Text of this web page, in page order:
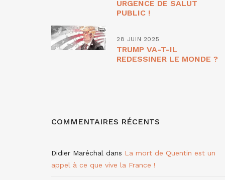
URGENCE DE SALUT
PUBLIC !
28 JUIN 2025
TRUMP VA-T-IL
REDESSINER LE MONDE ?
COMMENTAIRES RÉCENTS
Didier Maréchal dans La mort de Quentin est un
appel à ce que vive la France !